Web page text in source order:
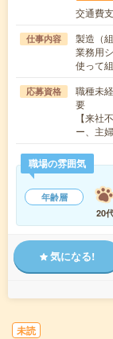
交通費
仕事内容
製造（
業務用
使って
応募資格
職種未
要
【来社
ー、主
職場の雰囲気
年齢層
20
気になる!
未読